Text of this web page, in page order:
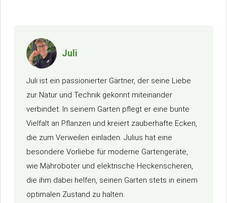
Juli
Juli ist ein passionierter Gärtner, der seine Liebe
zur Natur und Technik gekonnt miteinander
verbindet. In seinem Garten pflegt er eine bunte
Vielfalt an Pflanzen und kreiert zauberhafte Ecken,
die zum Verweilen einladen. Julius hat eine
besondere Vorliebe für moderne Gartengeräte,
wie Mähroboter und elektrische Heckenscheren,
die ihm dabei helfen, seinen Garten stets in einem
optimalen Zustand zu halten.